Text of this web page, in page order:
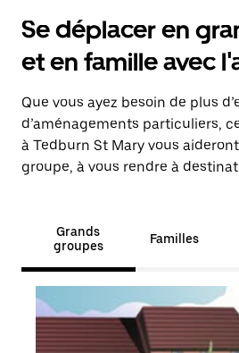
Se déplacer en
et en famille avec
Que vous ayez besoin de plus
d’aménagements particuliers,
à Tedburn St Mary vous
groupe, à vous rendre à
Grands
groupes
Familles